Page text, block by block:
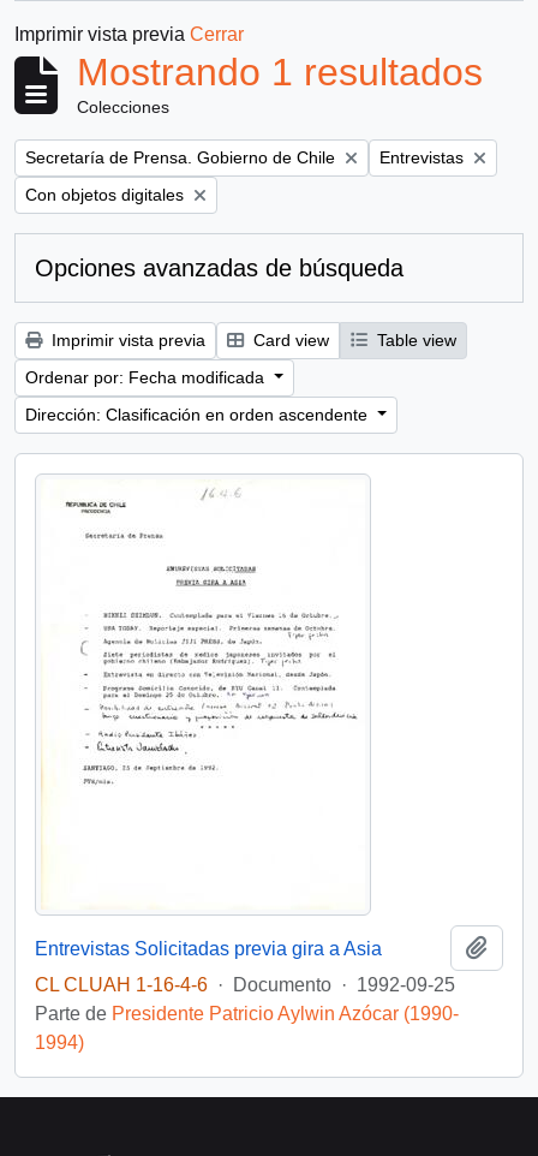
Imprimir vista previa Cerrar
Mostrando 1 resultados
Colecciones
Remove filter:
Secretaría de Prensa. Gobierno de Chile Remove filter:
Entrevistas
Remove filter:
Con objetos digitales
Opciones avanzadas de búsqueda
Imprimir vista previa Card view
Table view
Ordenar por: Fecha modificada
Dirección: Clasificación en orden ascendente
Entrevistas Solicitadas previa gira a Asia
CL CLUAH 1-16-4-6 · Documento · 1992-09-25
Parte de Presidente Patricio Aylwin Azócar (1990-
1994)